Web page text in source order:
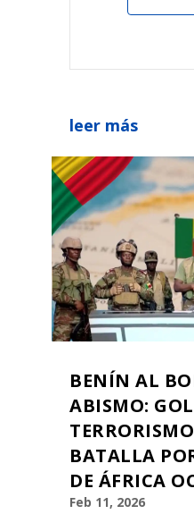
leer más
BENÍN AL
ABISMO:
BATALLA
DE ÁFRICA
Feb 11, 2026